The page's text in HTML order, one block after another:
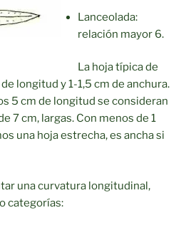
Lanceolada:
relación mayor 6.
La hoja típica de
longitud y 1-1,5 cm de anchura.
5 cm de longitud se consideran
7 cm, largas. Con menos de 1
una hoja estrecha, es ancha si
una curvatura longitudinal,
categorías: